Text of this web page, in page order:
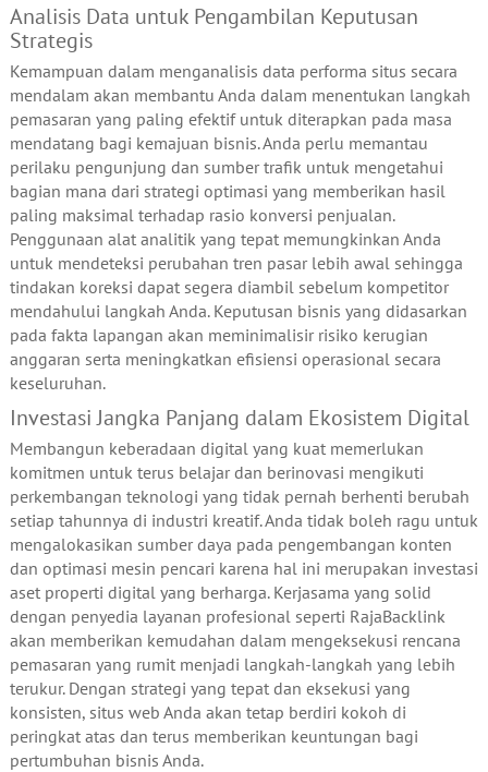
Analisis Data untuk Pengambilan Keputusan
Strategis
Kemampuan dalam menganalisis data performa situs secara
mendalam akan membantu Anda dalam menentukan langkah
pemasaran yang paling efektif untuk diterapkan pada masa
mendatang bagi kemajuan bisnis. Anda perlu memantau
perilaku pengunjung dan sumber trafik untuk mengetahui
bagian mana dari strategi optimasi yang memberikan hasil
paling maksimal terhadap rasio konversi penjualan.
Penggunaan alat analitik yang tepat memungkinkan Anda
untuk mendeteksi perubahan tren pasar lebih awal sehingga
tindakan koreksi dapat segera diambil sebelum kompetitor
mendahului langkah Anda. Keputusan bisnis yang didasarkan
pada fakta lapangan akan meminimalisir risiko kerugian
anggaran serta meningkatkan efisiensi operasional secara
keseluruhan.
Investasi Jangka Panjang dalam Ekosistem Digital
Membangun keberadaan digital yang kuat memerlukan
komitmen untuk terus belajar dan berinovasi mengikuti
perkembangan teknologi yang tidak pernah berhenti berubah
setiap tahunnya di industri kreatif. Anda tidak boleh ragu untuk
mengalokasikan sumber daya pada pengembangan konten
dan optimasi mesin pencari karena hal ini merupakan investasi
aset properti digital yang berharga. Kerjasama yang solid
dengan penyedia layanan profesional seperti RajaBacklink
akan memberikan kemudahan dalam mengeksekusi rencana
pemasaran yang rumit menjadi langkah-langkah yang lebih
terukur. Dengan strategi yang tepat dan eksekusi yang
konsisten, situs web Anda akan tetap berdiri kokoh di
peringkat atas dan terus memberikan keuntungan bagi
pertumbuhan bisnis Anda.